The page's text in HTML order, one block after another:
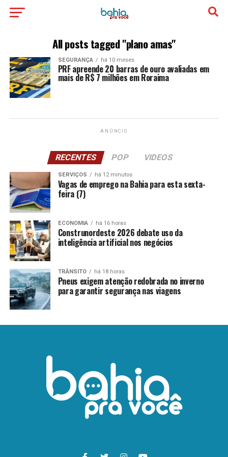
All posts tagged "plano amas"
SEGURANÇA há 10 meses
PRF apreende 20 barras de ouro avaliadas em
mais de R$ 7 milhões em Roraima
ANÚNCIO
RECENTES POP VIDEOS
SERVIÇOS há 12 minutos
Vagas de emprego na Bahia para esta sexta-
feira (7)
ECONOMIA há 16 horas
Construnordeste 2026 debate uso da
inteligência artificial nos negócios
TRÂNSITO há 18 horas
Pneus exigem atenção redobrada no inverno
para garantir segurança nas viagens